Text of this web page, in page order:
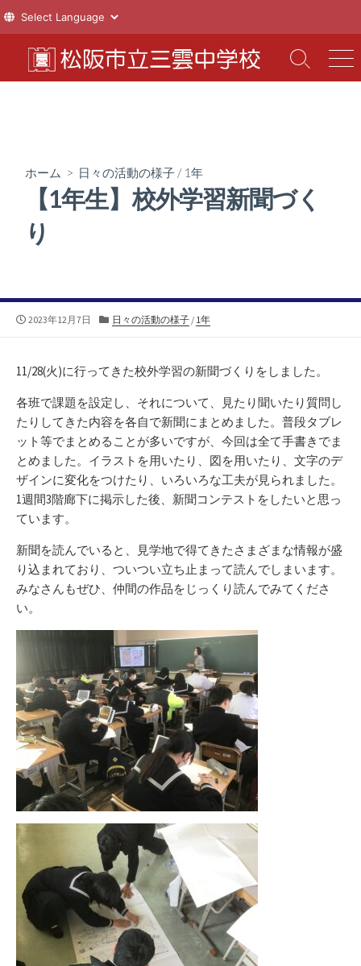
テ
検
索
メ
ニ
ホーム > 日々の活動の様子 / 1年
【1年生】校外学習新聞づく
り
公
2023年12月7日
カ
リ
ー
日々の活動の様子/ 1年
11/28(火)に行ってきた校外学習の新聞づくりをしました。
各班で課題を設定し、それについて、見たり聞いたり質問し
たりしてきた内容を各自で新聞にまとめました。普段タブレ
ット等でまとめることが多いですが、今回は全て手書きでま
とめました。イラストを用いたり、図を用いたり、文字のデ
ザインに変化をつけたり、いろいろな工夫が見られました。
1週間3階廊下に掲示した後、新聞コンテストをしたいと思っ
ています。
新聞を読んでいると、見学地で得てきたさまざまな情報が盛
り込まれており、ついつい立ち止まって読んでしまいます。
みなさんもぜひ、仲間の作品をじっくり読んでみてくださ
い。